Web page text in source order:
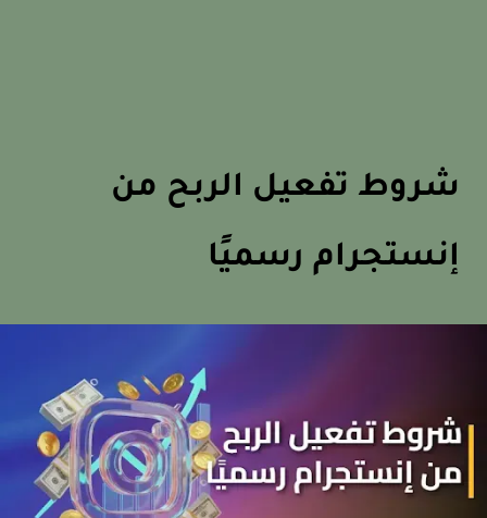
شروط تفعيل الربح من
إنستجرام رسميًا